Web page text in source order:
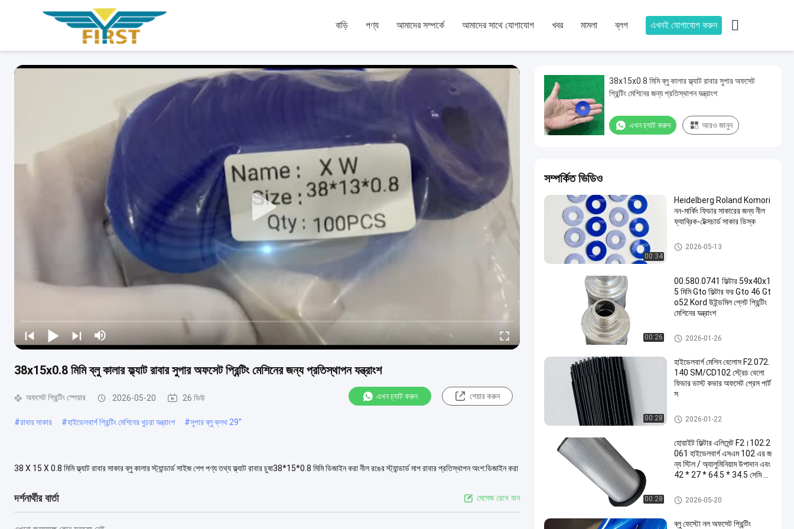
বাড়ি পণ্য আমাদের সম্পর্কে আমাদের সাথে যোগাযোগ খবর মামলা ব্লগ এখনই যোগাযোগ করুন 
38x15x0.8 মিমি ব্লু কালার ফ্ল্যাট রাবার সুপার অফসেট প্রিন্টিং মেশিনের জন্য প্রতিস্থাপন যন্ত্রাংশ
অফসেট প্রিন্টিং স্পেয়ার 2026-05-20 26 ভিউ এখন চ্যাট করুন শেয়ার করুন
#রাবার সাকার #হাইডেলবার্গ প্রিন্টিং মেশিনের খুচরা যন্ত্রাংশ #সুপার ব্লু ক্লথ 29"
38 X 15 X 0.8 মিমি ফ্ল্যাট রাবার সাকার ব্লু কালার স্ট্যান্ডার্ড সাইজ শেপ পণ্য তথ্য ফ্ল্যাট রাবার চুষা38*15*0.8 মিমি ডিজাইন করা নীল রঙের স্ট্যান্ডার্ড মাপ রাবার প্রতিস্থাপন অংশ:ডিজাইন করা
দর্শনার্থীর বার্তা মেসেজ রেখে যান
38x15x0.8 মিমি ব্লু কালার ফ্ল্যাট রাবার সুপার অফসেট
প্রিন্টিং মেশিনের জন্য প্রতিস্থাপন যন্ত্রাংশ
এখন চ্যাট করুন আরও জানুন
সম্পর্কিত ভিডিও
00:34
Heidelberg Roland Komori
নন-মার্কিং ফিডার সাকারের জন্য নীল
ফ্যাব্রিক-টেক্সচার্ড সাকার ডিস্ক
অফসেট প্রিন্টিং স্পেয়ার
2026-05-13
00:26
00.580.0741 ফিল্টার 59x40x1
5 মিমি Gto ফিল্টার ফর Gto 46 Gt
o52 Kord উইন্ডমিল প্লেট প্রিন্টিং
মেশিনের যন্ত্রাংশ
অফসেট প্রিন্টিং স্পেয়ার
2026-01-26
00:28
হাইডেলবার্গ মেশিন বেলোস F2.072.
140 SM/CD102 স্ট্রেচ বেলো
ফিডার ডাস্ট কভার অফসেট প্রেস পার্ট
স
অফসেট প্রেস অংশ
2026-01-22
00:28
হোয়াইট ফিল্টার এলিমেন্ট F2।102.2
061 হাইডেলবার্গ এসএম 102 এর জ
ন্য স্টিল / অ্যালুমিনিয়াম উপাদান এবং
42 * 27 * 64.5 * 34.5 সেমি আ
অফসেট প্রিন্টিং স্পেয়ার
2026-05-20
ব্লু ফেস্টো নল অফসেট প্রিন্টিং